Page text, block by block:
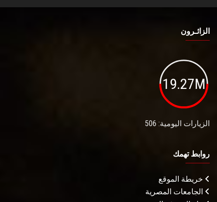
الزائـرون
19.27M
الزيارات اليومية: 506
روابط تهمك
خريطة الموقع
الجامعات المصرية